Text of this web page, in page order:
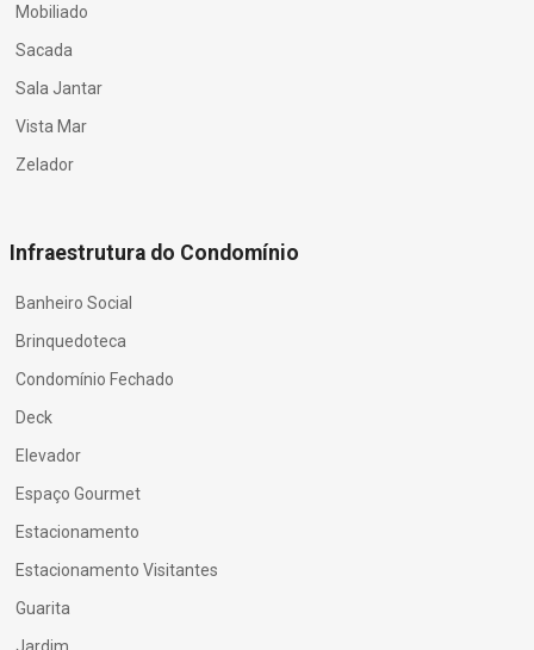
Mobiliado
Sacada
Sala Jantar
Vista Mar
Zelador
Infraestrutura do Condomínio
Banheiro Social
Brinquedoteca
Condomínio Fechado
Deck
Elevador
Espaço Gourmet
Estacionamento
Estacionamento Visitantes
Guarita